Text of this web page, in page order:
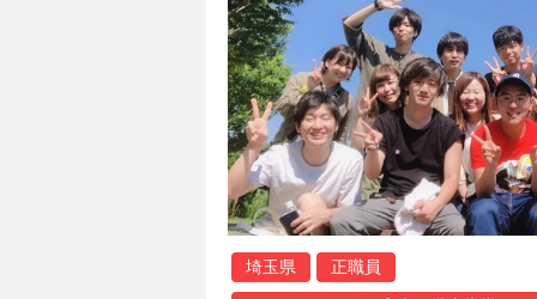
埼玉県 正職員